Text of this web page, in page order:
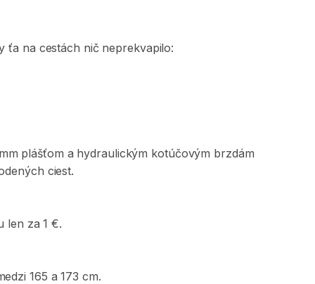
ťa na cestách nič neprekvapilo:
plášťom a hydraulickým kotúčovým brzdám
ciest.
len za 1 €.
165 a 173 cm.